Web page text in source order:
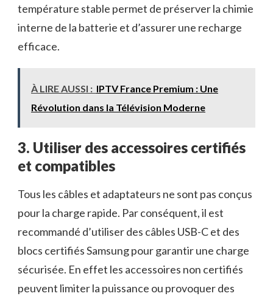
température stable permet de préserver la chimie
interne de la batterie et d’assurer une recharge
efficace.
À LIRE AUSSI : IPTV France Premium : Une
Révolution dans la Télévision Moderne
3. Utiliser des accessoires certifiés
et compatibles
Tous les câbles et adaptateurs ne sont pas conçus
pour la charge rapide. Par conséquent, il est
recommandé d’utiliser des câbles USB-C et des
blocs certifiés Samsung pour garantir une charge
sécurisée. En effet les accessoires non certifiés
peuvent limiter la puissance ou provoquer des